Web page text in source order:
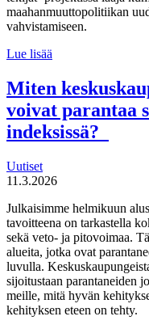
maahanmuuttopolitiikan
vahvistamiseen.
Lue lisää
tekijät haluaa
uudistaa
Miten
voivat parantaa
indeksissä?
Uutiset
11.3.2026
Julkaisimme helmikuun
tavoitteena on tarkastella
sekä veto- ja pitovoimaa.
alueita, jotka ovat
luvulla.
sijoitustaan parantaneiden
meille, mitä hyvän
kehityksen eteen on tehty.